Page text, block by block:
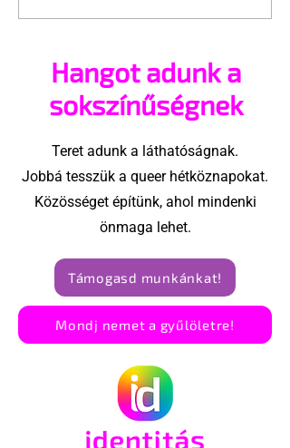
Budapest Pride
Hangot adunk a
sokszínűségnek
Teret adunk a láthatóságnak.
Jobbá tesszük a queer hétköznapokat.
Közösséget építünk, ahol mindenki
önmaga lehet.
Támogasd munkánkat!
Mondj nemet a gyűlöletre!